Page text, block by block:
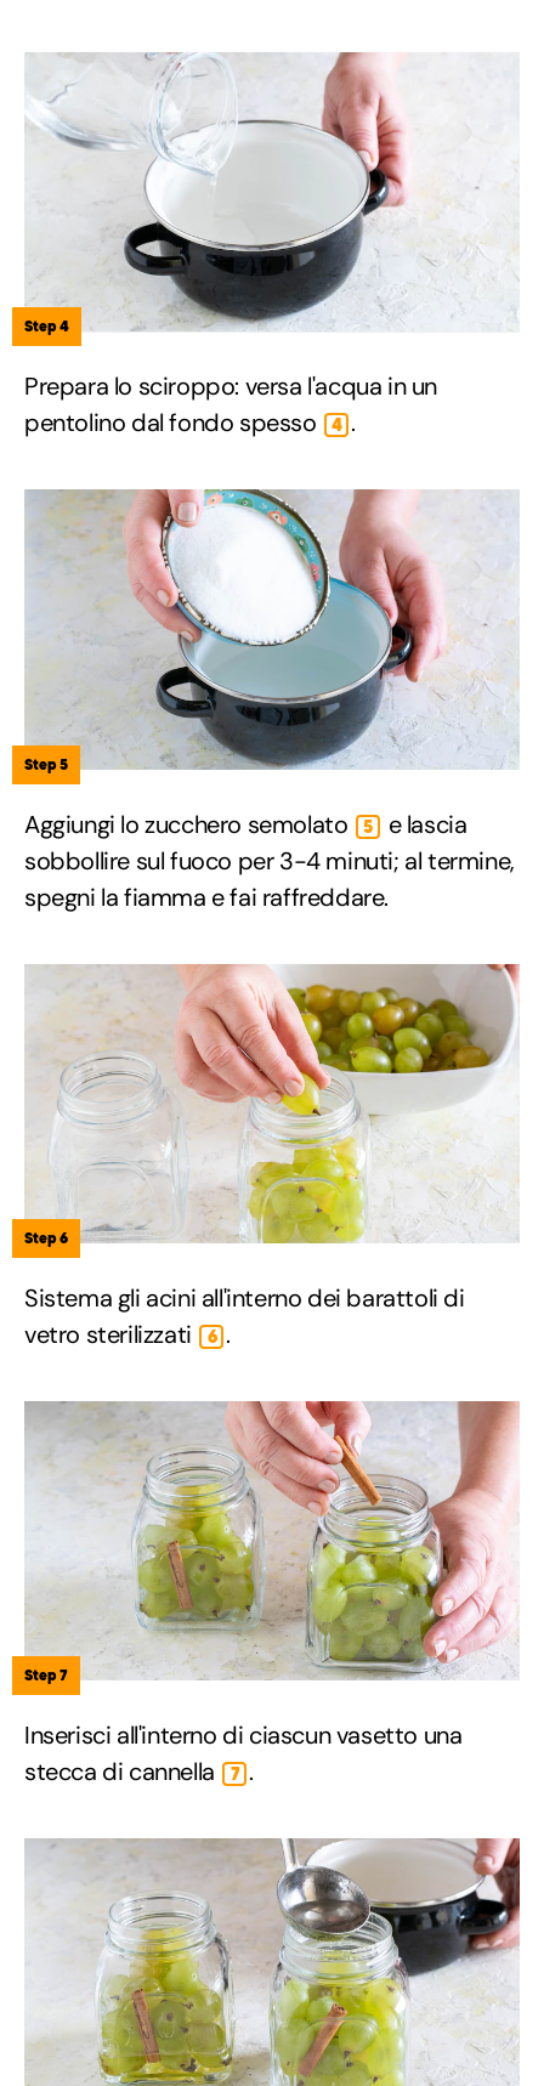
Step 4
Prepara lo sciroppo: versa l'acqua in un
pentolino dal fondo spesso
4 .
Step 5
Aggiungi lo zucchero semolato 5
e lascia
sobbollire sul fuoco per 3-4 minuti; al termine,
spegni la fiamma e fai raffreddare.
Step 6
Sistema gli acini all'interno dei barattoli di
vetro sterilizzati
6 .
Step 7
Inserisci all'interno di ciascun vasetto una
stecca di cannella
7 .